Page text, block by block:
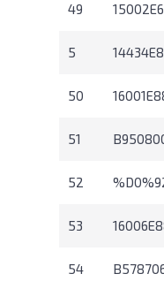
49
5
50
51
52
53
54